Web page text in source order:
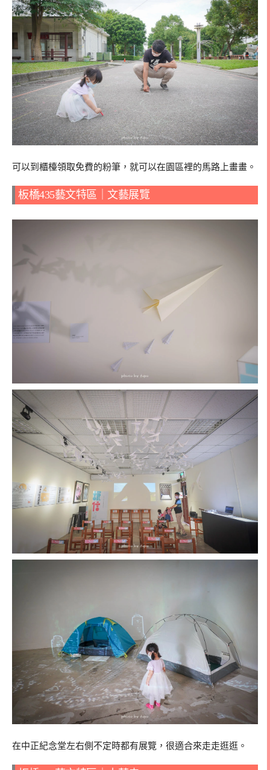
可以到櫃檯領取免費的粉筆，就可以在園區裡的馬路上畫畫。
板橋435藝文特區｜文藝展覽
在中正紀念堂左右側不定時都有展覽，很適合來走走逛逛。